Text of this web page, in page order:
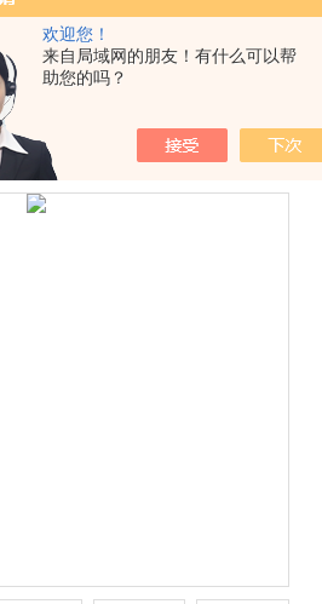
欢迎您！
来自局域网的朋友！有什么可以帮
助您的吗？